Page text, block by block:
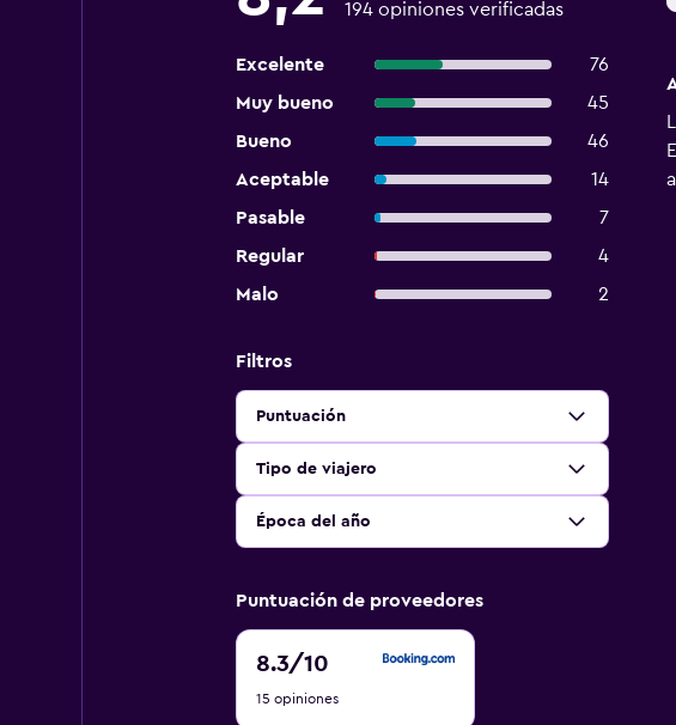
194 opiniones verificadas
Excelente
76
Muy bueno
45
Bueno
46
Aceptable
14
Pasable
7
Regular
4
Malo
2
Filtros
Puntuación
Tipo de viajero
Época del año
Puntuación de proveedores
8.3/10
8.3
10
15 opiniones